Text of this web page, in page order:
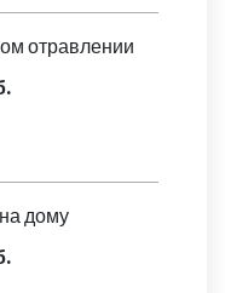
отравлении
дому